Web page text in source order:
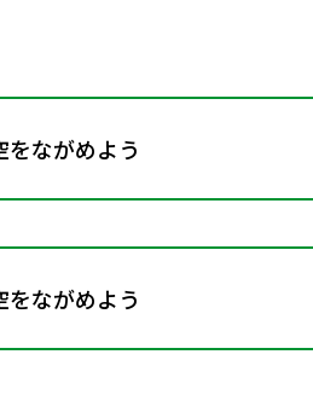
ながめよう
ながめよう